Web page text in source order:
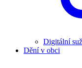
Digitální
Dění v obci